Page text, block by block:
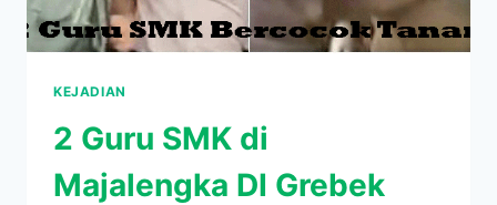
KEJADIAN
2 Guru SMK di
Majalengka DI Grebek